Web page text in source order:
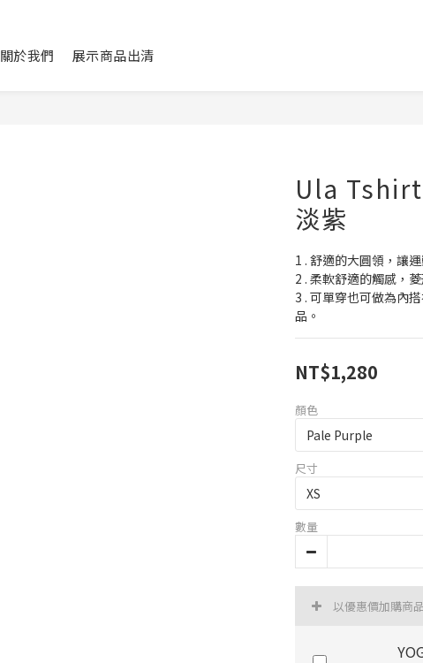
關於我們 展示商品出清
Ula
淡紫
1 . 舒適的大圓領，讓
2 . 柔軟舒適的觸感，
3 . 可單穿也可做為內
品。
NT$1,280
顏色
尺寸
數量
以優惠價加購商品